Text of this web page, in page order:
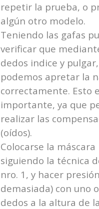
repetir la prueba, o
algún otro modelo.
Teniendo las gafas
verificar que
dedos indice y pulgar,
podemos apretar la
correctamente. Esto
importante, ya que
realizar las
(oídos).
Colocarse la máscara
siguiendo la técnica
nro. 1, y hacer
demasiada) con uno
dedos a la altura de